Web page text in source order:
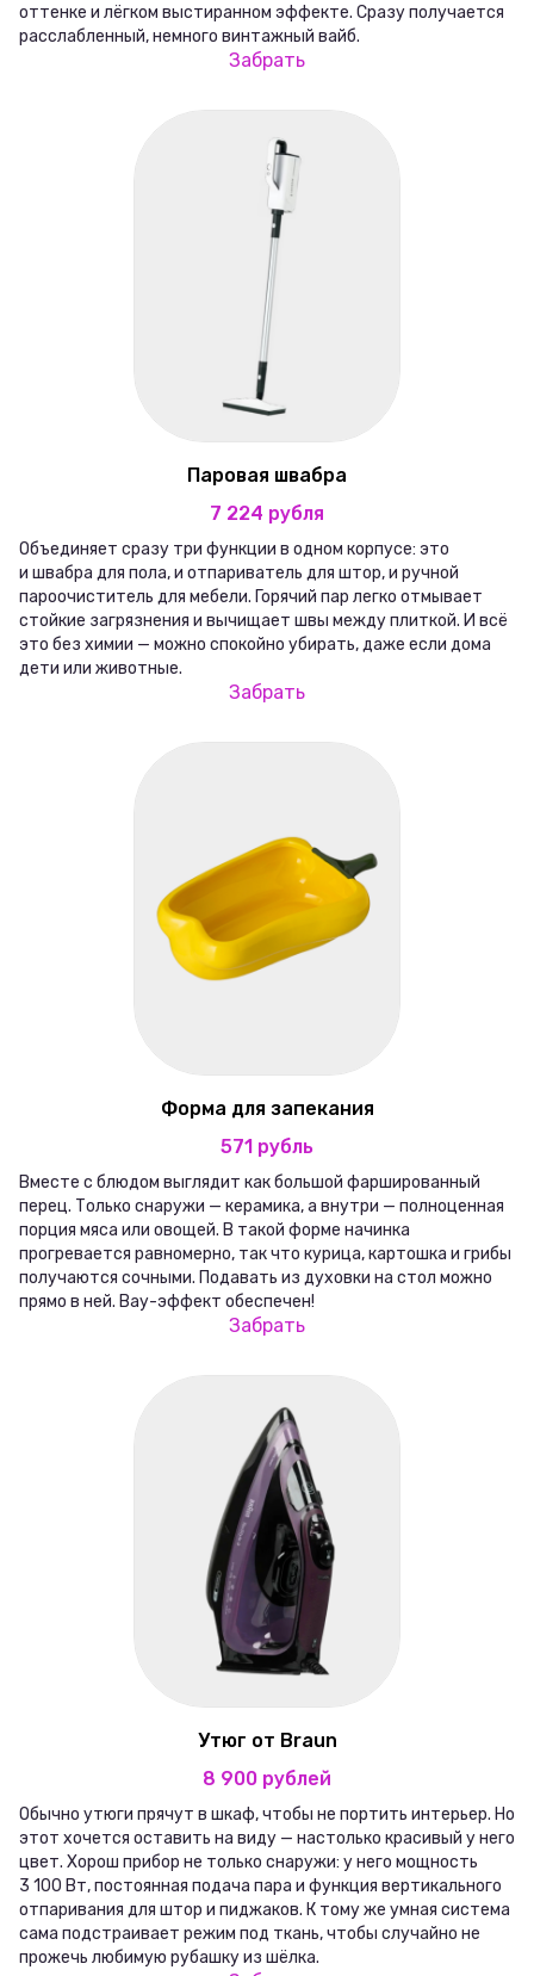
оттенке и лёгком выстиранном эффекте. Сразу получается
расслабленный, немного винтажный вайб.
Забрать
Паровая швабра
7 224 рубля
Объединяет сразу три функции в одном корпусе: это
и швабра для пола, и отпариватель для штор, и ручной
пароочиститель для мебели. Горячий пар легко отмывает
стойкие загрязнения и вычищает швы между плиткой. И всё
это без химии — можно спокойно убирать, даже если дома
дети или животные.
Забрать
Форма для запекания
571 рубль
Вместе с блюдом выглядит как большой фаршированный
перец. Только снаружи — керамика, а внутри — полноценная
порция мяса или овощей. В такой форме начинка
прогревается равномерно, так что курица, картошка и грибы
получаются сочными. Подавать из духовки на стол можно
прямо в ней. Вау-эффект обеспечен!
Забрать
Утюг от Braun
8 900 рублей
Обычно утюги прячут в шкаф, чтобы не портить интерьер. Но
этот хочется оставить на виду — настолько красивый у него
цвет. Хорош прибор не только снаружи: у него мощность
3 100 Вт, постоянная подача пара и функция вертикального
отпаривания для штор и пиджаков. К тому же умная система
сама подстраивает режим под ткань, чтобы случайно не
прожечь любимую рубашку из шёлка.